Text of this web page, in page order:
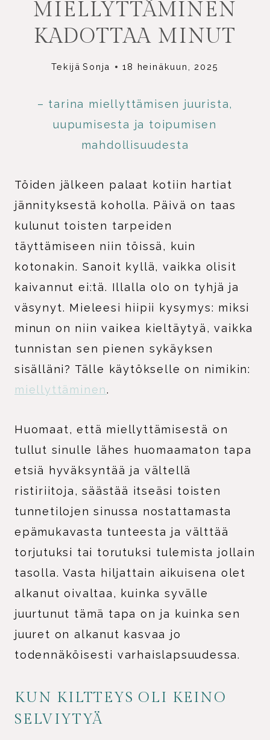
MIELLYTTÄMINEN
KADOTTAA MINUT
Tekijä Sonja 18 heinäkuun, 2025
– tarina miellyttämisen juurista,
uupumisesta ja toipumisen
mahdollisuudesta
Töiden jälkeen palaat kotiin hartiat
jännityksestä koholla. Päivä on taas
kulunut toisten tarpeiden
täyttämiseen niin töissä, kuin
kotonakin. Sanoit kyllä, vaikka olisit
kaivannut ei:tä. Illalla olo on tyhjä ja
väsynyt. Mieleesi hiipii kysymys: miksi
minun on niin vaikea kieltäytyä, vaikka
tunnistan sen pienen sykäyksen
sisälläni? Tälle käytökselle on nimikin:
miellyttäminen.
Huomaat, että miellyttämisestä on
tullut sinulle lähes huomaamaton tapa
etsiä hyväksyntää ja vältellä
ristiriitoja, säästää itseäsi toisten
tunnetilojen sinussa nostattamasta
epämukavasta tunteesta ja välttää
torjutuksi tai torutuksi tulemista jollain
tasolla. Vasta hiljattain aikuisena olet
alkanut oivaltaa, kuinka syvälle
juurtunut tämä tapa on ja kuinka sen
juuret on alkanut kasvaa jo
todennäköisesti varhaislapsuudessa.
KUN KILTTEYS OLI KEINO
SELVIYTYÄ